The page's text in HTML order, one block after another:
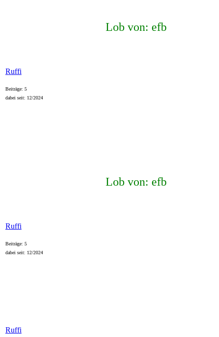
Lob von: efb
Ruffi
Beiträge: 5
dabei seit: 12/2024
Lob von: efb
Ruffi
Beiträge: 5
dabei seit: 12/2024
Ruffi